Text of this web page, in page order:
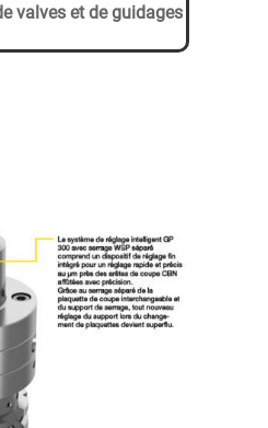
valves et de guidages